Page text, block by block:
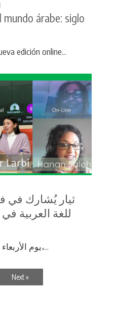
árabe: siglo
edición online...
ثيار يُشارك في
للغة العربية
يوم الأربعاء 20 كانون الأول/ يناير 2021،...
Next »